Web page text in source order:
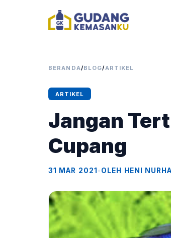
BERANDA/BLOG/ARTIKEL
ARTIKEL
Jangan
Cupang
31 MAR 2021 •OLEH HENI